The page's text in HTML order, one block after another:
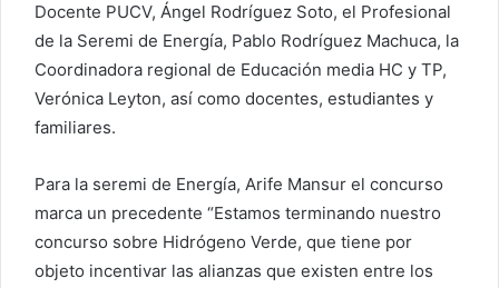
Docente PUCV, Ángel Rodríguez Soto, el Profesional
de la Seremi de Energía, Pablo Rodríguez Machuca, la
Coordinadora regional de Educación media HC y TP,
Verónica Leyton, así como docentes, estudiantes y
familiares.
Para la seremi de Energía, Arife Mansur el concurso
marca un precedente “Estamos terminando nuestro
concurso sobre Hidrógeno Verde, que tiene por
objeto incentivar las alianzas que existen entre los